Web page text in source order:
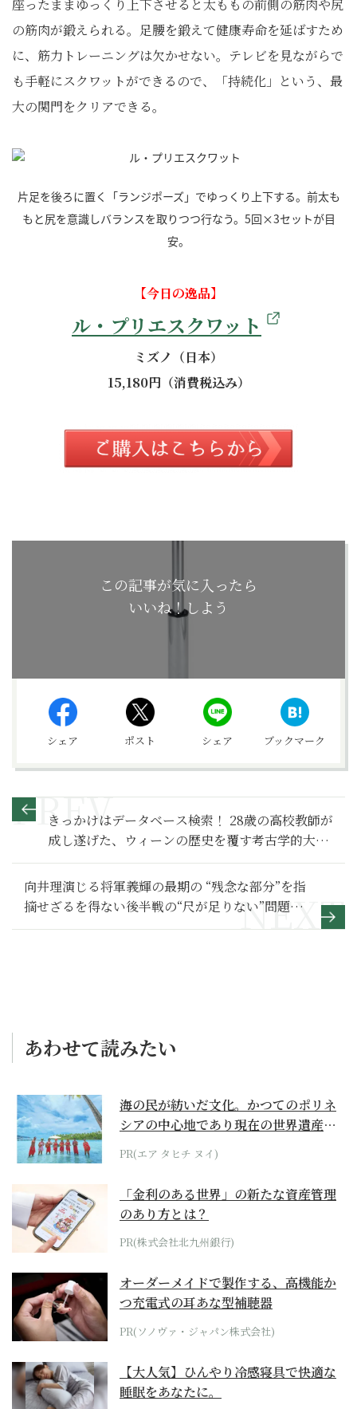
座ったままゆっくり上下させると太ももの前側の筋肉や尻
の筋肉が鍛えられる。足腰を鍛えて健康寿命を延ばすため
に、筋力トレーニングは欠かせない。テレビを見ながらで
も手軽にスクワットができるので、「持続化」という、最
大の関門をクリアできる。
片足を後ろに置く「ランジポーズ」でゆっくり上下する。前太も
もと尻を意識しバランスを取りつつ行なう。5回×3セットが目
安。
【今日の逸品】
ル・プリエスクワット
ミズノ（日本）
15,180円（消費税込み）
この記事が気に入ったら
いいね！しよう
シェア ポスト シェア ブックマーク
きっかけはデータベース検索！ 28歳の高校教師が
成し遂げた、ウィーンの歴史を覆す考古学的大発
見とは？
向井理演じる将軍義輝の最期の “残念な部分”を指
摘せざるを得ない後半戦の“尺が足りない”問題
【麒麟がくる 満喫リポート】
あわせて読みたい
海の民が紡いだ文化。かつてのポリネ
シアの中心地であり現在の世界遺産か
らみえてくる...
PR(エア タヒチ ヌイ)
「金利のある世界」の新たな資産管理
のあり方とは？
PR(株式会社北九州銀行)
オーダーメイドで製作する、高機能か
つ充電式の耳あな型補聴器
PR(ソノヴァ・ジャパン株式会社)
【大人気】ひんやり冷感寝具で快適な
睡眠をあなたに。